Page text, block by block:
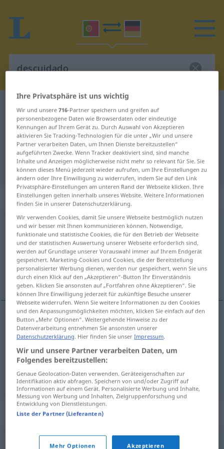
Portugiesisch-Deutsch Wörterbuch
Portugiesisch-Deutsch
Übersetzung für "descuidado"
"descuidado" Deutsch Übersetzung
„descuidado“
descuidado [dɨʃkuiˈdadu]
Übersicht aller Übersetzungen
(Für mehr Details die Übersetzung anklicken/antippen)
nachlässig, fahrlässig, sorglos
nachlässig descuidado
fahrlässig descuidado (≈ negligente)
sorglos descuidado (≈ despreocupado)
Synonyme für "descuidado"
desmazelado,desleixado negligente
Ihre Privatsphäre ist uns wichtig
Wir und unsere716-Partner speichern und greifen auf
personenbezogene Daten wie Browserdaten oder eindeutige
Kennungen auf Ihrem Gerät zu. Durch Auswahl von Akzeptieren
aktivieren Sie Tracking-Technologien für die unter „Wir und unsere
Partner verarbeiten Daten, um Ihnen Dienste bereitzustellen“
aufgeführten Zwecke. Wenn Tracker deaktiviert sind, sind manche
Inhalte und Anzeigen möglicherweise nicht mehr so relevant für Sie. Sie
können dieses Menü jederzeit wieder aufrufen, um Ihre Einstellungen zu
ändern oder Ihre Einwilligung zu widerrufen, indem Sie auf den Link
Privatsphäre-Einstellungen am unteren Rand der Webseite klicken. Ihre
Einstellungen gelten innerhalb unseres Website. Weitere Informationen
finden Sie in unserer Datenschutzerklärung.
Wir verwenden Cookies, damit Sie unsere Webseite bestmöglich nutzen
und wir besser mit Ihnen kommunizieren können. Notwendige,
funktionale und statistische Cookies, die für den Betrieb der Webseite
und der statistischen Auswertung unserer Webseite erforderlich sind,
werden auf Grundlage unserer Vorauswahl immer auf Ihrem Endgerät
gespeichert. Marketing-Cookies und Cookies, die der Bereitstellung
personalisierter Werbung dienen, werden nur gespeichert, wenn Sie uns
durch einen Klick auf den „Akzeptieren“-Button Ihr Einverständnis
geben. Klicken Sie ansonsten auf „Fortfahren ohne Akzeptieren“. Sie
können Ihre Einwilligung jederzeit für zukünftige Besuche unserer
Webseite widerrufen. Wenn Sie weitere Informationen zu den Cookies
und den Anpassungsmöglichkeiten möchten, klicken Sie einfach auf den
Button „Mehr Optionen“. Weitergehende Hinweise zu der
Datenverarbeitung entnehmen Sie ansonsten unserer
Datenschutzerklärung. Hier finden Sie unserImpressum.
Wir und unsere Partner verarbeiten Daten, um
Folgendes bereitzustellen:
Genaue Geolocation-Daten verwenden. Geräteeigenschaften zur
Identifikation aktiv abfragen. Speichern von und/oder Zugriff auf
Informationen auf einem Gerät. Personalisierte Werbung und Inhalte,
Messung von Werbung und Inhalten, Zielgruppenforschung und
Entwicklung von Dienstleistungen.
Liste der Partner (Lieferanten)
Mehr Optionen Akzeptieren